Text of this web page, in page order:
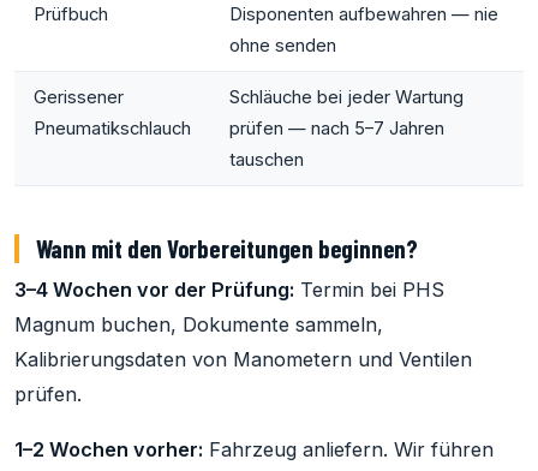
Prüfbuch
Disponenten aufbewahren — nie
ohne senden
Gerissener
Pneumatikschlauch
Schläuche bei jeder Wartung
prüfen — nach 5–7 Jahren
tauschen
Wann mit den Vorbereitungen beginnen?
3–4 Wochen vor der Prüfung: Termin bei PHS
Magnum buchen, Dokumente sammeln,
Kalibrierungsdaten von Manometern und Ventilen
prüfen.
1–2 Wochen vorher: Fahrzeug anliefern. Wir führen